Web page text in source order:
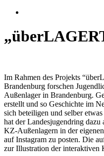
Im Rahmen des Projekts
Brandenburg forschen
Außenlager in Brandenburg.
erstellt und so Geschichte im
sich beteiligen und selber
hat der Landesjugendring
KZ-Außenlagern in der
auf Instagram zu posten. Die
zur Illustration der interaktiven